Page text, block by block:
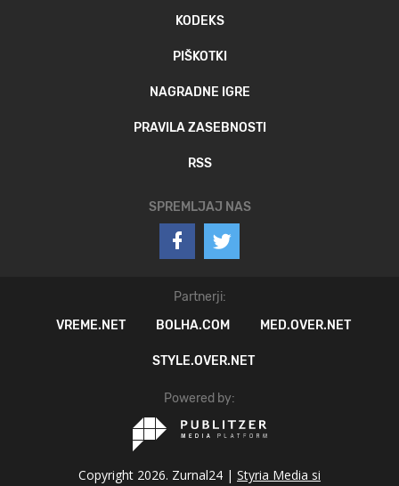
KODEKS
PIŠKOTKI
NAGRADNE IGRE
PRAVILA ZASEBNOSTI
RSS
SPREMLJAJ NAS
Partnerji:
VREME.NET
BOLHA.COM MED.OVER.NET
STYLE.OVER.NET
Powered by:
Copyright 2026. Zurnal24 | Styria Media si